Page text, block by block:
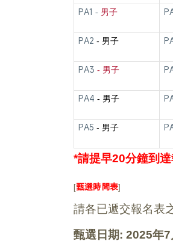
PA1 - 男子
PA2 - 男子
PA3 - 男子
PA4 - 男子
PA5 - 男子
*請提早20分鐘到
[甄選時間表]
請各已遞交報名表
甄選日期: 2025年